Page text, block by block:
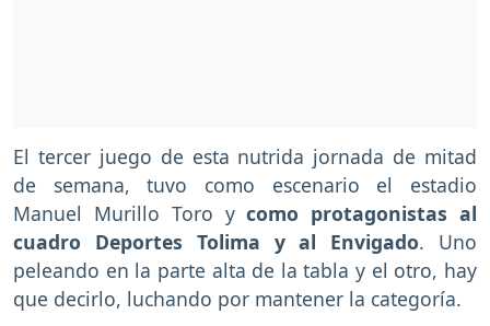
El tercer juego de esta nutrida jornada de mitad
de semana, tuvo como escenario el estadio
Manuel Murillo Toro ycomo protagonistas al
cuadro Deportes Tolima y al Envigado. Uno
peleando en la parte alta de la tabla y el otro, hay
que decirlo, luchando por mantener la categoría.